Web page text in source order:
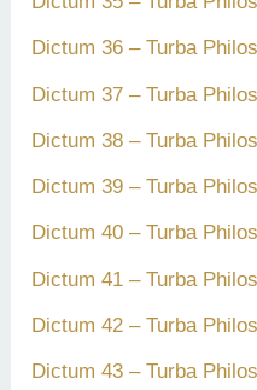
Dictum 36 – Turba
Dictum 37 – Turba
Dictum 38 – Turba
Dictum 39 – Turba
Dictum 40 – Turba
Dictum 41 – Turba
Dictum 42 – Turba
Dictum 43 – Turba